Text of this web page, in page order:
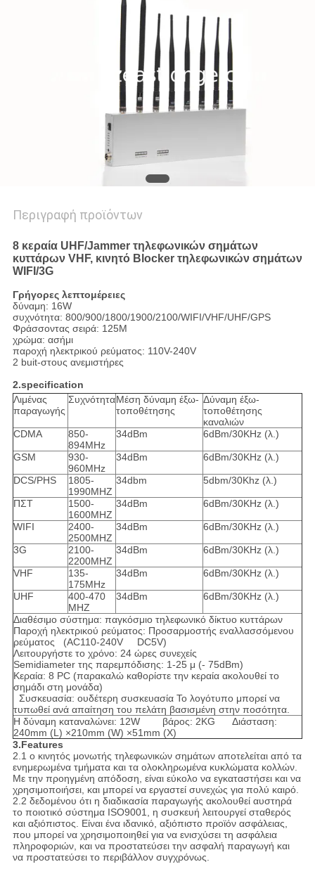
Περιγραφή προϊόντων
8 κεραία UHF/Jammer τηλεφωνικών σημάτων
κυττάρων VHF, κινητό Blocker τηλεφωνικών σημάτων
WIFI/3G
Γρήγορες λεπτομέρειες
δύναμη: 16W
συχνότητα: 800/900/1800/1900/2100/WIFI/VHF/UHF/GPS
Φράσσοντας σειρά: 125M
χρώμα: ασήμι
παροχή ηλεκτρικού ρεύματος: 110V-240V
2 buit-στους ανεμιστήρες
2.specification
Λιμένας
παραγωγής
ΣυχνότηταΜέση δύναμη έξω-
τοποθέτησης
Δύναμη έξω-
τοποθέτησης
καναλιών
CDMA
850-
894MHz
34dBm 6dBm/30KHz (λ.)
GSM
930-
960MHz
34dBm 6dBm/30KHz (λ.)
DCS/PHS
1805-
1990MHZ
34dbm 5dbm/30Khz (λ.)
ΠΣΤ
1500-
1600MHZ
34dBm 6dBm/30KHz (λ.)
WIFI
2400-
2500MHZ
34dBm 6dBm/30KHz (λ.)
3G
2100-
2200MHZ
34dBm 6dBm/30KHz (λ.)
VHF
135-
175MHz
34dBm 6dBm/30KHz (λ.)
UHF
400-470
MHZ
34dBm 6dBm/30KHz (λ.)
Διαθέσιμο σύστημα: παγκόσμιο τηλεφωνικό δίκτυο κυττάρων
Παροχή ηλεκτρικού ρεύματος: Προσαρμοστής εναλλασσόμενου
ρεύματος (AC110-240V DC5V)
Λειτουργήστε το χρόνο: 24 ώρες συνεχείς
Semidiameter της παρεμπόδισης: 1-25 μ (- 75dBm)
Κεραία: 8 PC (παρακαλώ καθορίστε την κεραία ακολουθεί το
σημάδι στη μονάδα)
Συσκευασία: ουδέτερη συσκευασία Το λογότυπο μπορεί να
τυπωθεί ανά απαίτηση του πελάτη βασισμένη στην ποσότητα.
Η δύναμη καταναλώνει: 12W βάρος: 2KG Διάσταση:
240mm (L) ×210mm (W) ×51mm (Χ)
3.Features
2.1 ο κινητός μονωτής τηλεφωνικών σημάτων αποτελείται από τα
ενημερωμένα τμήματα και τα ολοκληρωμένα κυκλώματα κολλών.
Με την προηγμένη απόδοση, είναι εύκολο να εγκαταστήσει και να
χρησιμοποιήσει, και μπορεί να εργαστεί συνεχώς για πολύ καιρό.
2.2 δεδομένου ότι η διαδικασία παραγωγής ακολουθεί αυστηρά
το ποιοτικό σύστημα ISO9001, η συσκευή λειτουργεί σταθερός
και αξιόπιστος. Είναι ένα ιδανικό, αξιόπιστο προϊόν ασφάλειας,
που μπορεί να χρησιμοποιηθεί για να ενισχύσει τη ασφάλεια
πληροφοριών, και να προστατεύσει την ασφαλή παραγωγή και
να προστατεύσει το περιβάλλον συγχρόνως.